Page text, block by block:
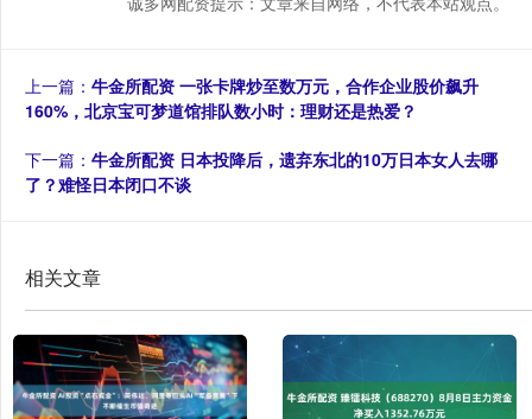
上一篇： 牛金所配资 一张卡牌炒至数万元，合作企业股价飙升
160%，北京宝可梦道馆排队数小时：理财还是热爱？
下一篇： 牛金所配资 日本投降后，遗弃东北的10万日本女人去哪
了？难怪日本闭口不谈
相关文章